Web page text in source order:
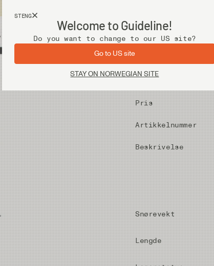
STENG
Welcome to Guideline!
Do you want to change to our US site?
Go to US site
STAY ON NORWEGIAN SITE
Pris
Artikkelnummer
Beskrivelse
Snørevekt
Lengde